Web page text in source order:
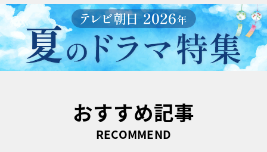
おすすめ記事
RECOMMEND